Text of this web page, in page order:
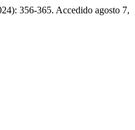
356-365. Accedido agosto 7,